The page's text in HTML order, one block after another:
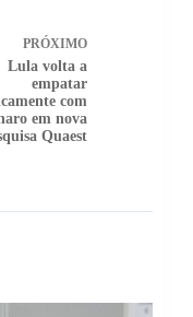
PRÓXIMO
Lula volta a
empatar
com
em nova
Quaest